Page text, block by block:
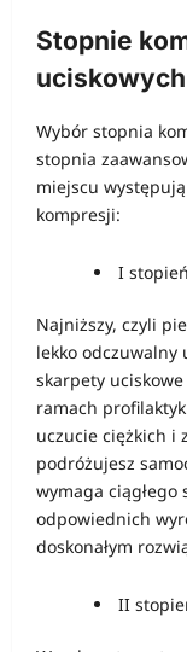
Stopnie
uciskowych
Wybór stopnia
stopnia
miejscu
kompresji:
I
Najniższy, czyli
lekko odczuwalny
skarpety
ramach
uczucie ciężkich i
podróżujesz
wymaga
odpowiednich
doskonałym
II